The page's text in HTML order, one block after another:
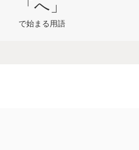
「へ」
で始まる用語